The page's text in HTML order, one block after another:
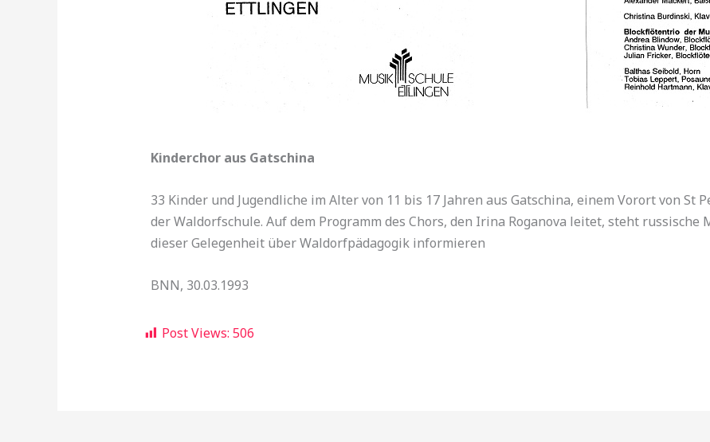
Kinderchor aus Gatschina
33 Kinder und Jugendliche im Alter von 11 bis 17 Jahren aus Gatschina, einem Vorort von St
der Waldorfschule. Auf dem Programm des Chors, den Irina Roganova leitet, steht russische
dieser Gelegenheit über Waldorfpädagogik informieren
BNN, 30.03.1993
Post Views: 506